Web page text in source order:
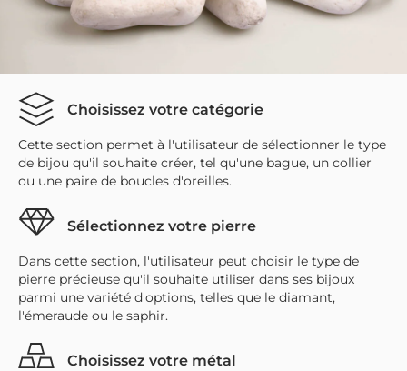
Choisissez votre catégorie
Cette section permet à l'utilisateur de sélectionner le type
de bijou qu'il souhaite créer, tel qu'une bague, un collier
ou une paire de boucles d'oreilles.
Sélectionnez votre pierre
Dans cette section, l'utilisateur peut choisir le type de
pierre précieuse qu'il souhaite utiliser dans ses bijoux
parmi une variété d'options, telles que le diamant,
l'émeraude ou le saphir.
Choisissez votre métal